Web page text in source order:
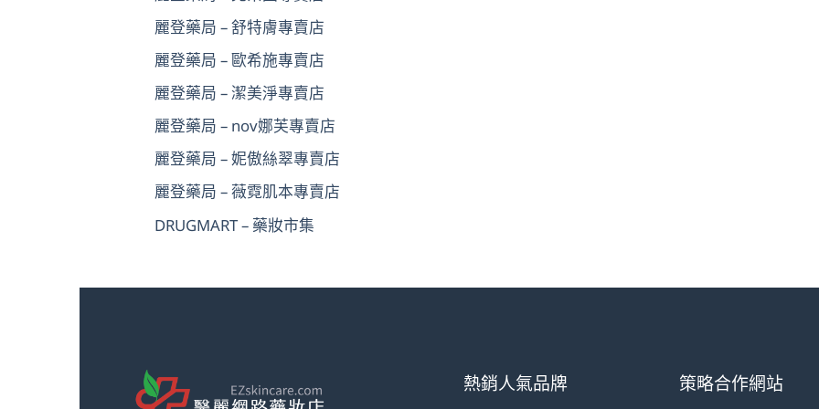
麗登藥局 – 舒特膚專賣店
麗登藥局 – 歐希施專賣店
麗登藥局 – 潔美淨專賣店
麗登藥局 – nov娜芙專賣店
麗登藥局 – 妮傲絲翠專賣店
麗登藥局 – 薇霓肌本專賣店
DRUGMART – 藥妝市集
熱銷人氣品牌 策略合作網站